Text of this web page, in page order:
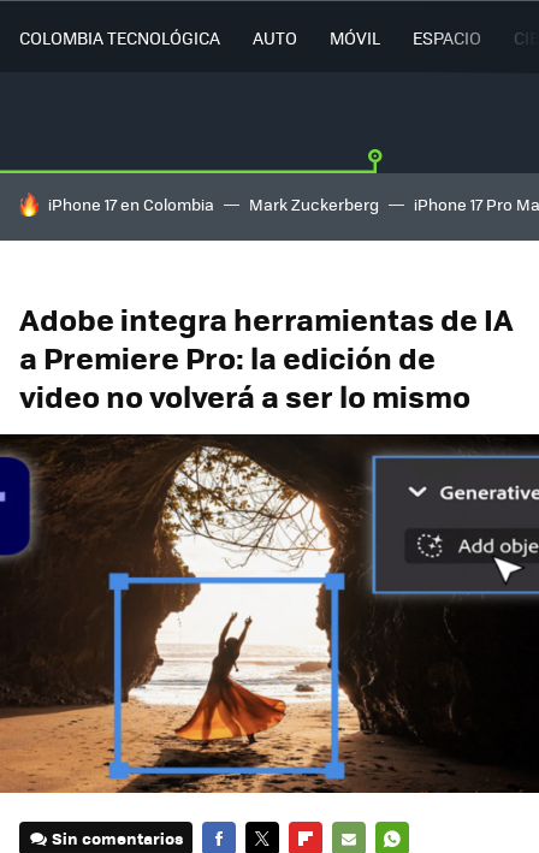
COLOMBIA TECNOLÓGICA AUTO MÓVIL ESPACIO
HOY SE HABLA DE
iPhone 17 en Colombia Mark Zuckerberg iPhone 17 Pro
Adobe integra herramientas de IA
a Premiere Pro: la edición de
video no volverá a ser lo mismo
Sin comentarios